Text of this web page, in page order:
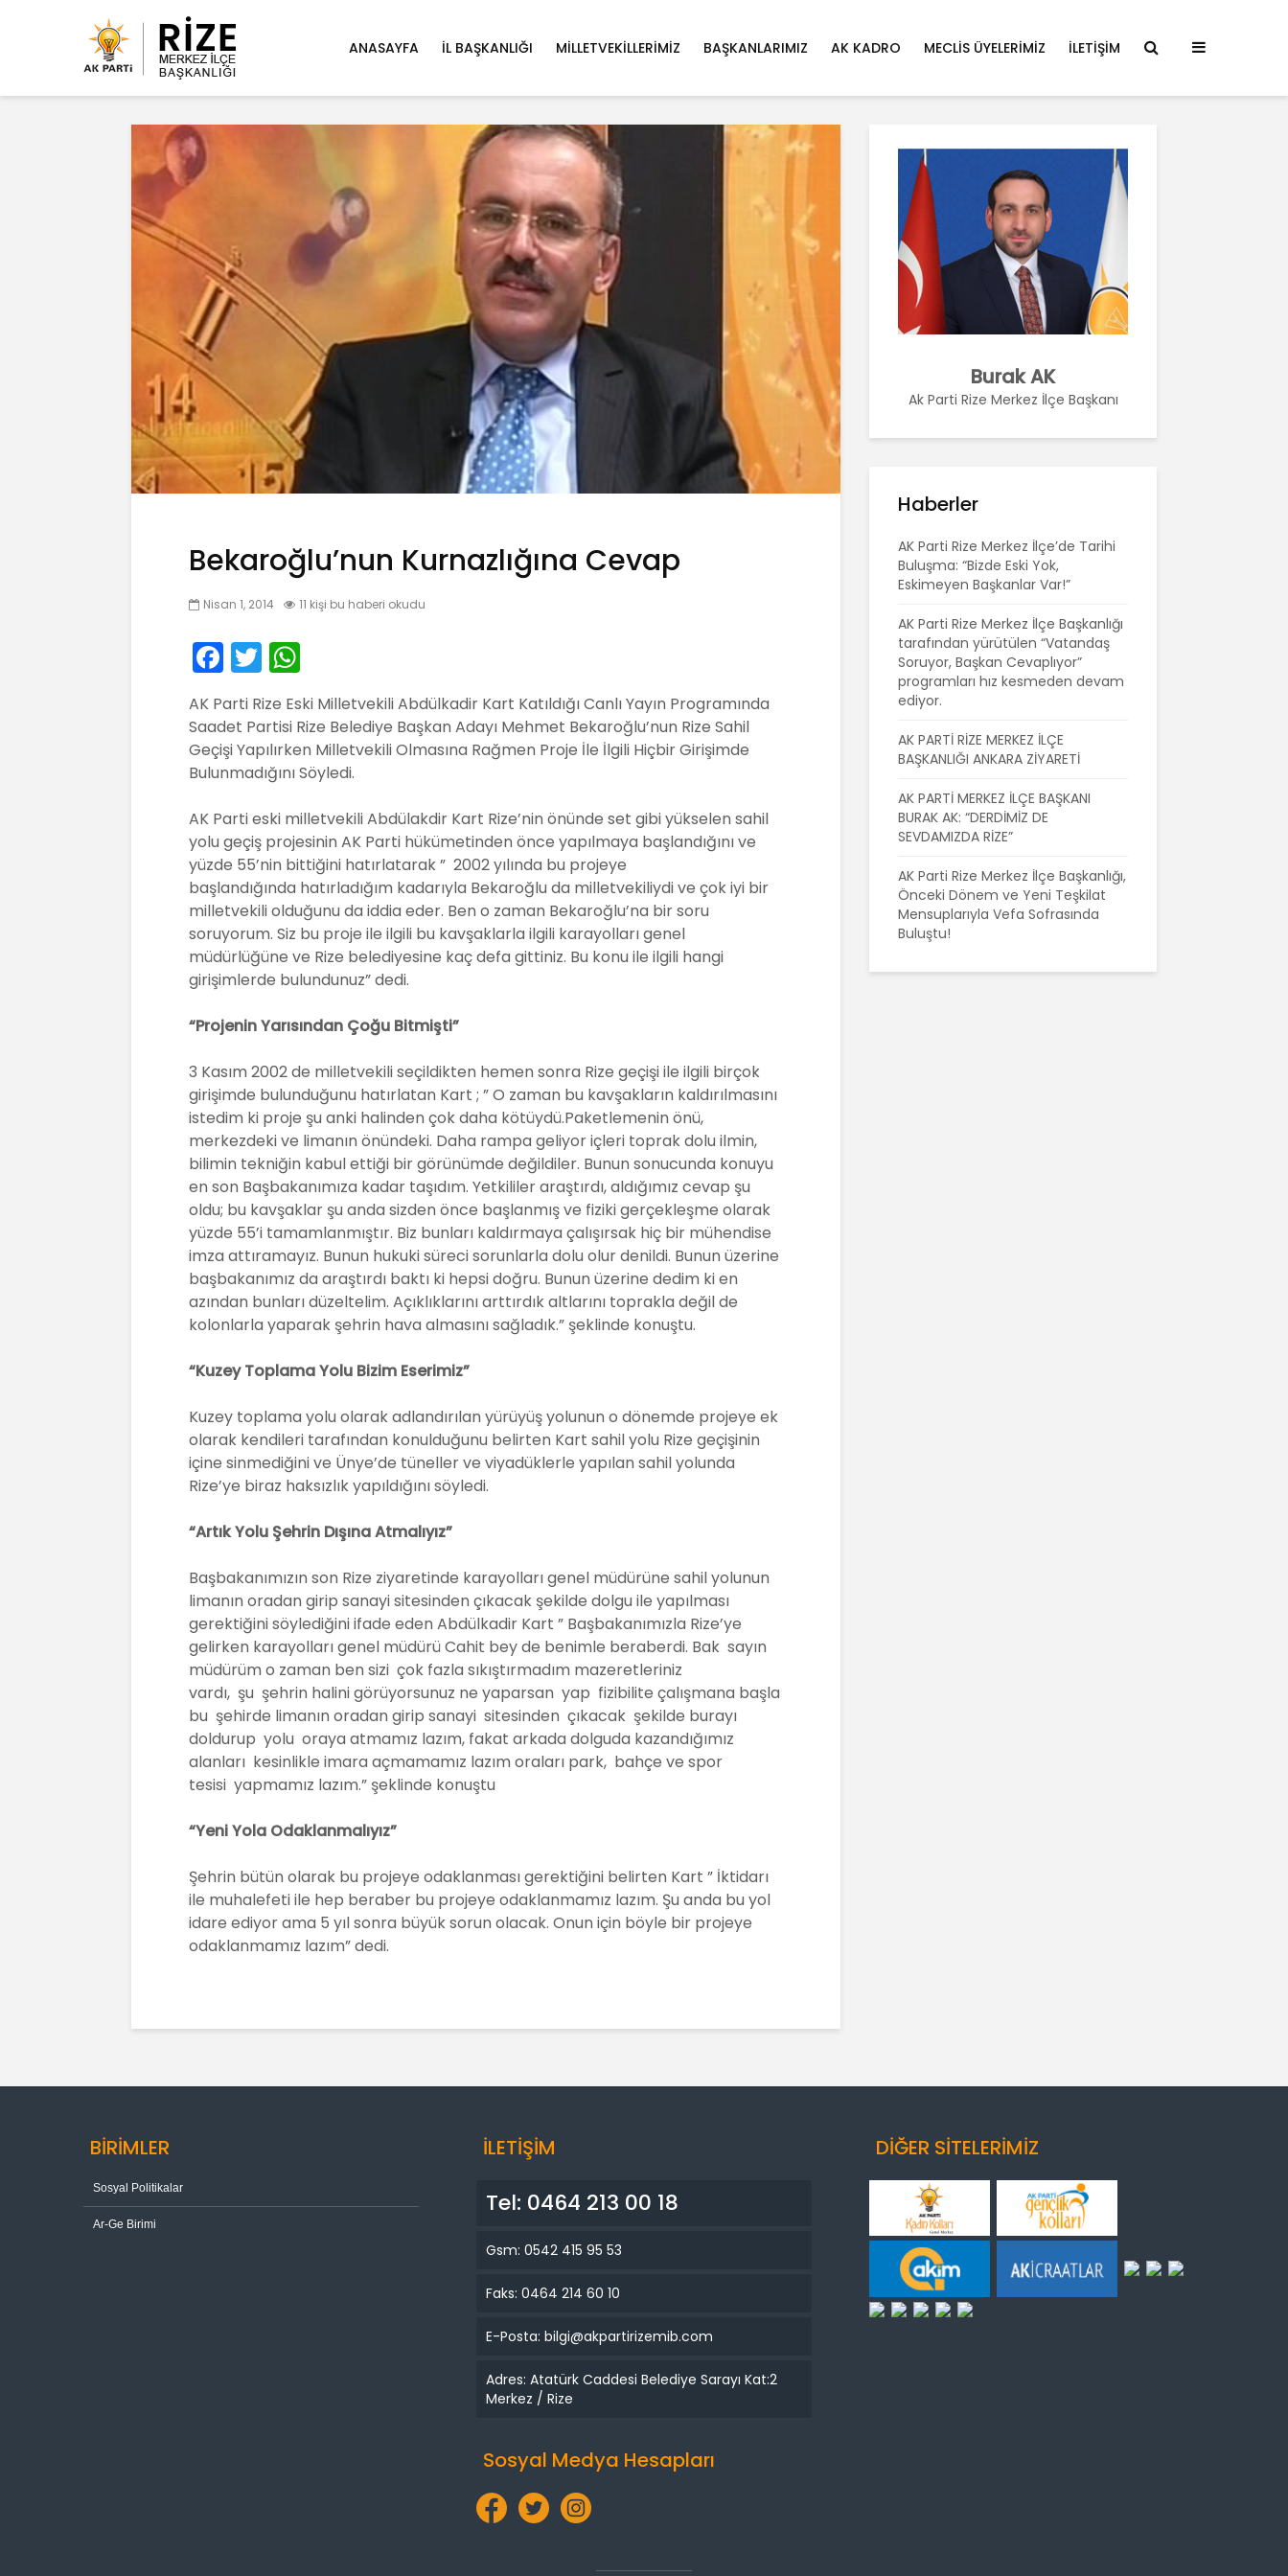
ANASAYFA İL BAŞKANLIĞI MILLETVEKILLERIMIZ BAŞKANLARIMIZ AK KADRO MECLIS ÜYELERIMIZ İLETIŞIM
Bekaroğlu’nun Kurnazlığına Cevap
Nisan 1, 2014 11 kişi bu haberi okudu
F
a
c
e
b
o
o
k
T
w
itt
er
h
a
ts
A
p
p
AK Parti Rize Eski Milletvekili Abdülkadir Kart Katıldığı Canlı Yayın Programında
Saadet Partisi Rize Belediye Başkan Adayı Mehmet Bekaroğlu’nun Rize Sahil
Geçişi Yapılırken Milletvekili Olmasına Rağmen Proje İle İlgili Hiçbir Girişimde
Bulunmadığını Söyledi.
AK Parti eski milletvekili Abdülakdir Kart Rize’nin önünde set gibi yükselen sahil
yolu geçiş projesinin AK Parti hükümetinden önce yapılmaya başlandığını ve
yüzde 55’nin bittiğini hatırlatarak ” 2002 yılında bu projeye
başlandığında hatırladığım kadarıyla Bekaroğlu da milletvekiliydi ve çok iyi bir
milletvekili olduğunu da iddia eder. Ben o zaman Bekaroğlu’na bir soru
soruyorum. Siz bu proje ile ilgili bu kavşaklarla ilgili karayolları genel
müdürlüğüne ve Rize belediyesine kaç defa gittiniz. Bu konu ile ilgili hangi
girişimlerde bulundunuz” dedi.
“Projenin Yarısından Çoğu Bitmişti”
3 Kasım 2002 de milletvekili seçildikten hemen sonra Rize geçişi ile ilgili birçok
girişimde bulunduğunu hatırlatan Kart ; ” O zaman bu kavşakların kaldırılmasını
istedim ki proje şu anki halinden çok daha kötüydü.Paketlemenin önü,
merkezdeki ve limanın önündeki. Daha rampa geliyor içleri toprak dolu ilmin,
bilimin tekniğin kabul ettiği bir görünümde değildiler. Bunun sonucunda konuyu
en son Başbakanımıza kadar taşıdım. Yetkililer araştırdı, aldığımız cevap şu
oldu; bu kavşaklar şu anda sizden önce başlanmış ve fiziki gerçekleşme olarak
yüzde 55’i tamamlanmıştır. Biz bunları kaldırmaya çalışırsak hiç bir mühendise
imza attıramayız. Bunun hukuki süreci sorunlarla dolu olur denildi. Bunun üzerine
başbakanımız da araştırdı baktı ki hepsi doğru. Bunun üzerine dedim ki en
azından bunları düzeltelim. Açıklıklarını arttırdık altlarını toprakla değil de
kolonlarla yaparak şehrin hava almasını sağladık.” şeklinde konuştu.
“Kuzey Toplama Yolu Bizim Eserimiz”
Kuzey toplama yolu olarak adlandırılan yürüyüş yolunun o dönemde projeye ek
olarak kendileri tarafından konulduğunu belirten Kart sahil yolu Rize geçişinin
içine sinmediğini ve Ünye’de tüneller ve viyadüklerle yapılan sahil yolunda
Rize’ye biraz haksızlık yapıldığını söyledi.
“Artık Yolu Şehrin Dışına Atmalıyız”
Başbakanımızın son Rize ziyaretinde karayolları genel müdürüne sahil yolunun
limanın oradan girip sanayi sitesinden çıkacak şekilde dolgu ile yapılması
gerektiğini söylediğini ifade eden Abdülkadir Kart ” Başbakanımızla Rize’ye
gelirken karayolları genel müdürü Cahit bey de benimle beraberdi. Bak sayın
müdürüm o zaman ben sizi çok fazla sıkıştırmadım mazeretleriniz
vardı, şu şehrin halini görüyorsunuz ne yaparsan yap fizibilite çalışmana başla
bu şehirde limanın oradan girip sanayi sitesinden çıkacak şekilde burayı
doldurup yolu oraya atmamız lazım, fakat arkada dolguda kazandığımız
alanları kesinlikle imara açmamamız lazım oraları park, bahçe ve spor
tesisi yapmamız lazım.” şeklinde konuştu
“Yeni Yola Odaklanmalıyız”
Şehrin bütün olarak bu projeye odaklanması gerektiğini belirten Kart ” İktidarı
ile muhalefeti ile hep beraber bu projeye odaklanmamız lazım. Şu anda bu yol
idare ediyor ama 5 yıl sonra büyük sorun olacak. Onun için böyle bir projeye
odaklanmamız lazım” dedi.
Burak AK
Ak Parti Rize Merkez İlçe Başkanı
Haberler
AK Parti Rize Merkez İlçe’de Tarihi
Buluşma: “Bizde Eski Yok,
Eskimeyen Başkanlar Var!”
AK Parti Rize Merkez İlçe Başkanlığı
tarafından yürütülen “Vatandaş
Soruyor, Başkan Cevaplıyor”
programları hız kesmeden devam
ediyor.
AK PARTİ RİZE MERKEZ İLÇE
BAŞKANLIĞI ANKARA ZİYARETİ
AK PARTİ MERKEZ İLÇE BAŞKANI
BURAK AK: “DERDİMİZ DE
SEVDAMIZDA RİZE”
AK Parti Rize Merkez İlçe Başkanlığı,
Önceki Dönem ve Yeni Teşkilat
Mensuplarıyla Vefa Sofrasında
Buluştu!
BİRİMLER
Sosyal Politikalar
Ar-Ge Birimi
İLETİŞİM
Tel: 0464 213 00 18
Gsm: 0542 415 95 53
Faks: 0464 214 60 10
E-Posta: bilgi@akpartirizemib.com
Adres: Atatürk Caddesi Belediye Sarayı Kat:2
Merkez / Rize
Sosyal Medya Hesapları
DİĞER SİTELERİMİZ